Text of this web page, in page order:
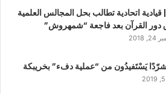
قيادية اتحادية تطالب بحل المجالس العلمية
دور القرآن بعد فاجعة “شمهروش”